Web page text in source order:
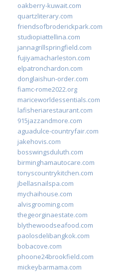
oakberry-kuwait.com
quartzliterary.com
friendsofbroderickpark.com
studiopiattellina.com
jannagrillspringfield.com
fujiyamacharleston.com
elpatronchardon.com
donglaishun-order.com
fiamc-rome2022.org
mariceworldessentials.com
lafisheriarestaurant.com
915jazzandmore.com
aguadulce-countryfair.com
jakehovis.com
bosswingsduluth.com
birminghamautocare.com
tonyscountrykitchen.com
jbellasnailspa.com
mychaihouse.com
alvisgrooming.com
thegeorginaestate.com
blythewoodseafood.com
paolosdelibangkok.com
bobacove.com
phoone24brookfield.com
mickeybarmama.com